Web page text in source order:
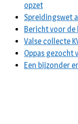
opzet
Spreidingswet
Bericht voor de
Valse collecte
Oppas gezocht
Een bijzonder